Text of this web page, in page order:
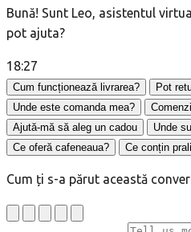
Bună! Sunt Leo, asistentul
pot ajuta?
18:27
Cum funcționează livrarea?
Pot
Unde este comanda mea?
Ajută-mă să aleg un cadou
Unde
Ce oferă cafeneaua?
Ce conțin
Cum ți s-a părut această